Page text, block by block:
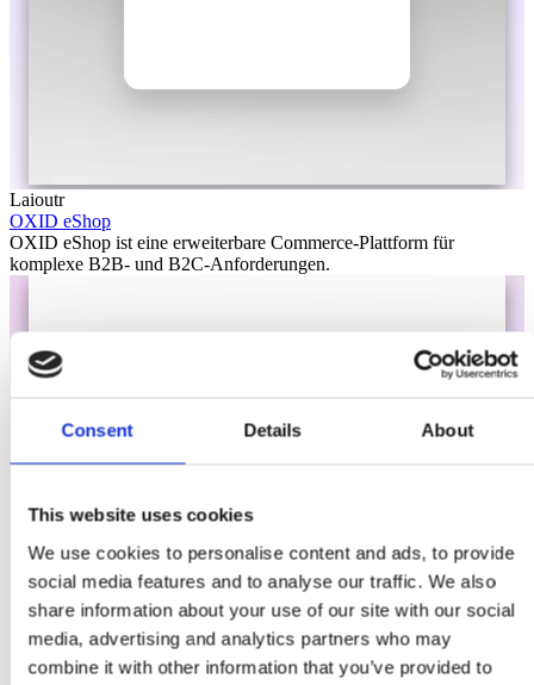
Consent Details About
This website uses cookies
We use cookies to personalise content and ads, to provide
social media features and to analyse our traffic. We also
share information about your use of our site with our social
media, advertising and analytics partners who may
combine it with other information that you’ve provided to
Laioutr
OXID eShop
OXID eShop ist eine erweiterbare Commerce-Plattform für
komplexe B2B- und B2C-Anforderungen.